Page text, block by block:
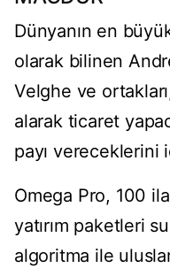
Dünyanın en
olarak bilinen
Velghe ve ortakları,
alarak ticaret
payı vereceklerini
Omega Pro, 100
yatırım paketleri
algoritma ile